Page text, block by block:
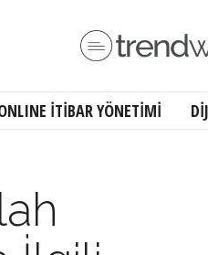
İTİBAR YÖNETİMİ